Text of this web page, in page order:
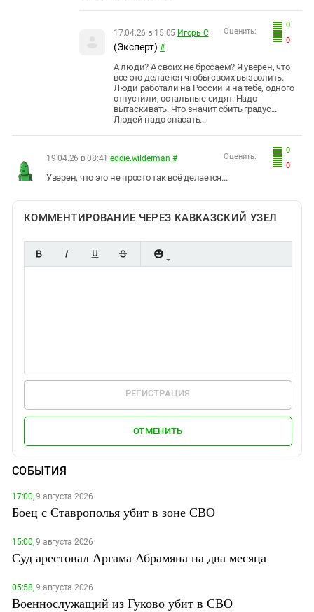
0
0
Оценить:
17.04.26 в 15:05 Игорь С
(Эксперт) #
А люди? А своих не бросаем? Я уверен, что
все это делается чтобы своих вызволить.
Люди работали на России и на тебе, одного
отпустили, остальные сидят. Надо
вытаскивать. Что значит сбить градус...
Людей надо спасать...
0
0
Оценить:
19.04.26 в 08:41 eddie.wilderman #
Уверен, что это не просто так всё делается...
КОММЕНТИРОВАНИЕ ЧЕРЕЗ КАВКАЗСКИЙ УЗЕЛ
РЕГИСТРАЦИЯ
ОТМЕНИТЬ
СОБЫТИЯ
17:00,9 августа 2026
Боец с Ставрополья убит в зоне СВО
15:00,9 августа 2026
Суд арестовал Аргама Абрамяна на два месяца
05:58,9 августа 2026
Военнослужащий из Гуково убит в СВО